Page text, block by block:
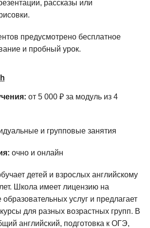
рассказы или
предусмотрено бесплатное
и пробный урок.
от 5 000 ₽ за модуль из 4
и групповые занятия
очно и онлайн
детей и взрослых английскому
Школа имеет лицензию на
услуг и предлагает
для разных возрастных групп. В
английский, подготовка к ОГЭ,